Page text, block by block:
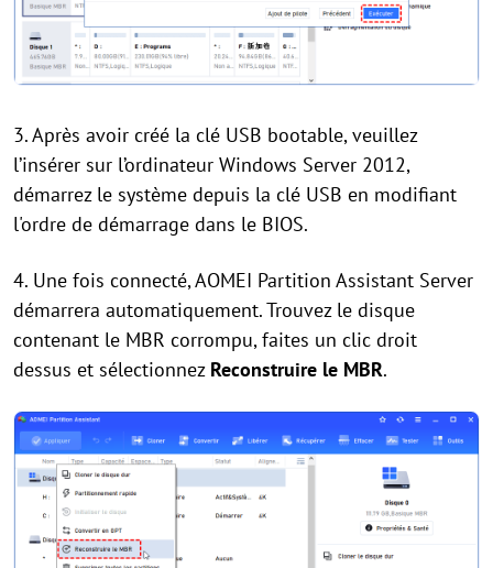
3. Après avoir créé la clé USB bootable, veuillez
l’insérer sur l’ordinateur Windows Server 2012,
démarrez le système depuis la clé USB en modifiant
l'ordre de démarrage dans le BIOS.
4. Une fois connecté, AOMEI Partition Assistant Server
démarrera automatiquement. Trouvez le disque
contenant le MBR corrompu, faites un clic droit
dessus et sélectionnez Reconstruire le MBR.